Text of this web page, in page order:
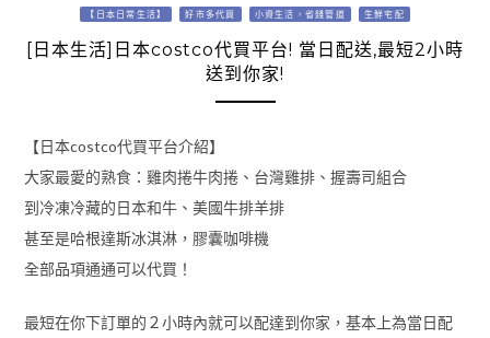
【日本日常生活】 好市多代買 小資生活，省錢管道 生鮮宅配
[日本生活]日本costco代買平台! 當日配送,最短2小時
送到你家!
【日本costco代買平台介紹】
大家最愛的熟食：雞肉捲牛肉捲、台灣雞排、握壽司組合
到冷凍冷藏的日本和牛、美國牛排羊排
甚至是哈根達斯冰淇淋，膠囊咖啡機
全部品項通通可以代買！
最短在你下訂單的２小時內就可以配達到你家，基本上為當日配